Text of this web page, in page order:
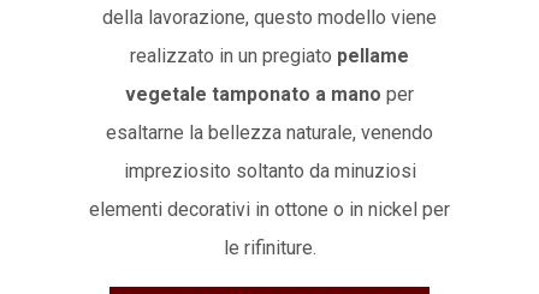
della lavorazione, questo modello viene
realizzato in un pregiato pellame
vegetale tamponato a mano per
esaltarne la bellezza naturale, venendo
impreziosito soltanto da minuziosi
elementi decorativi in ottone o in nickel per
le rifiniture.